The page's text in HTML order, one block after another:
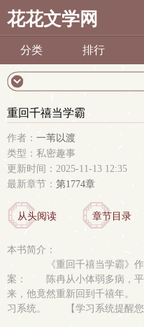
花花文学网
分类 排行
重回千禧当学霸
作者： 一苇以渡
类型：私密趣事
更新时间：2025-11-13 12:35
最新章节： 第1774章
从头阅读 章节目录
本书简介：
《重回千禧当学霸》
案： 陈冉从小体弱多病，
来，他竟然重新回到千禧年
习系统。 【学习系统提醒您